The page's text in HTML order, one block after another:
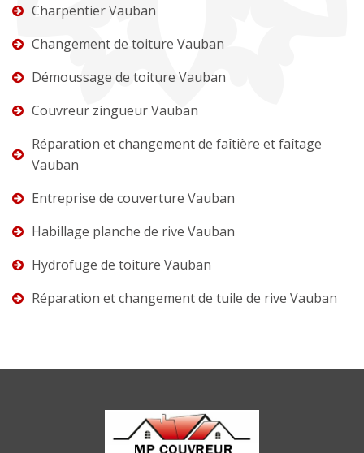
Charpentier Vauban
Changement de toiture Vauban
Démoussage de toiture Vauban
Couvreur zingueur Vauban
Réparation et changement de faîtière et faîtage
Vauban
Entreprise de couverture Vauban
Habillage planche de rive Vauban
Hydrofuge de toiture Vauban
Réparation et changement de tuile de rive Vauban